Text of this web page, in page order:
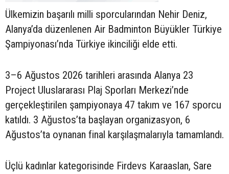
Ülkemizin başarılı milli sporcularından Nehir Deniz,
Alanya’da düzenlenen Air Badminton Büyükler Türkiye
Şampiyonası’nda Türkiye ikinciliği elde etti.
3–6 Ağustos 2026 tarihleri arasında Alanya 23
Project Uluslararası Plaj Sporları Merkezi’nde
gerçekleştirilen şampiyonaya 47 takım ve 167 sporcu
katıldı. 3 Ağustos’ta başlayan organizasyon, 6
Ağustos’ta oynanan final karşılaşmalarıyla tamamlandı.
Üçlü kadınlar kategorisinde Firdevs Karaaslan, Sare